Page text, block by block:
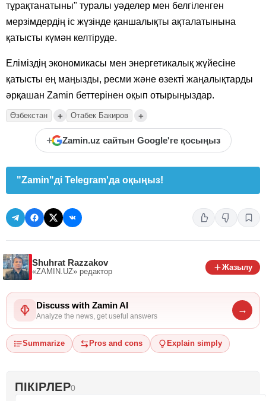
тұрақтанатыны" туралы уәделер мен белгіленген
мерзімдердің іс жүзінде қаншалықты ақталатынына
қатысты күмән келтіруде.
Еліміздің экономикасы мен энергетикалық жүйесіне
қатысты ең маңызды, ресми және өзекті жаңалықтарды
әрқашан Zamin беттерінен оқып отырыңыздар.
Өзбекстан + Отабек Бакиров +
+ Zamin.uz сайтын Google'ге қосыңыз
"Zamin"ді Telegram'да оқыңыз!
Shuhrat Razzakov
«ZAMIN.UZ» редактор
Жазылу
Discuss with Zamin AI
Analyze the news, get useful answers
→
Summarize Pros and cons Explain simply
ПІКІРЛЕР0